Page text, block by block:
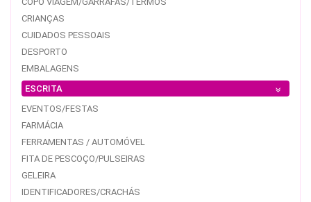
CRIANÇAS
CUIDADOS PESSOAIS
DESPORTO
EMBALAGENS
ESCRITA
EVENTOS/FESTAS
FARMÁCIA
FERRAMENTAS / AUTOMÓVEL
FITA DE PESCOÇO/PULSEIRAS
GELEIRA
IDENTIFICADORES/CRACHÁS